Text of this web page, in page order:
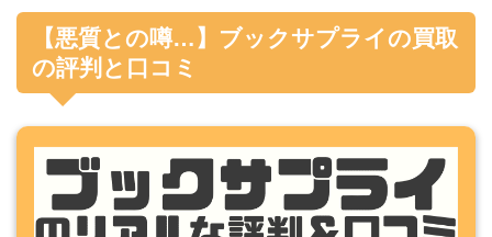
【悪質との噂…】ブックサプライの買取
の評判と口コミ